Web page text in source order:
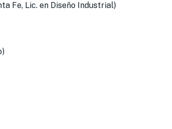
Fe, Lic. en Diseño Industrial)